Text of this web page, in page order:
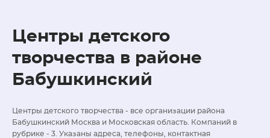
Центры детского
творчества в районе
Бабушкинский
Центры детского творчества - все организации района
Бабушкинский Москва и Московская область. Компаний в
рубрике - 3. Указаны адреса, телефоны, контактная